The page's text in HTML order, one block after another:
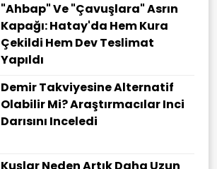
"Ahbap" Ve "çavuşlara" Asrın
Kapağı: Hatay'da Hem Kura
Çekildi Hem Dev Teslimat
Yapıldı
Demir Takviyesine Alternatif
Olabilir Mi? Araştırmacılar Inci
Darısını Inceledi